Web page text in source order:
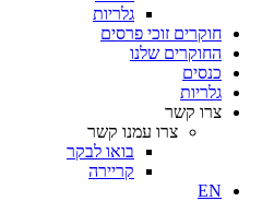
גלריות
חוקרים זוכי פרסים
החוקרים שלנו
כנסים
גלריות
צרו קשר
צרו עמנו קשר
בואו לבקר
קריירה
EN